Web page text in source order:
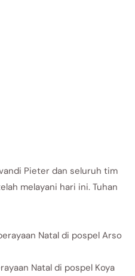
Pieter dan seluruh tim
melayani hari ini. Tuhan
Natal di pospel Arso
Natal di pospel Koya